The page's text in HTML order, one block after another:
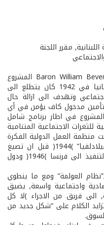
مقرر اللجنة
عندما اطلق "البارون بيفيريدج"Baron William Beveridge المشروع
الجديد للضمان الاجتماعي في بريطانيا في 1942 كان يتطلع الى
وتهدف الى ازالة حال
تأمين مدخول كاف يؤمن في أي
في اطار برنامج شامل
للثغرات الاجتماعية المتنامية
العمل الدولية الفكرة
واوردتها بنداً اساسياً في اعلان “فيلادلفيا” )1944( قبل ان تصيغ
مضامينها اتفاقيات لاحقاً. وانتقل التنفيذ الى فرنسا )1946( ودول
العولمة” ومع ما ينطوي
واجتماعية واسعة, يضيق
فريق من الاجراء )لا كل
الكلام على “شكل جديد من